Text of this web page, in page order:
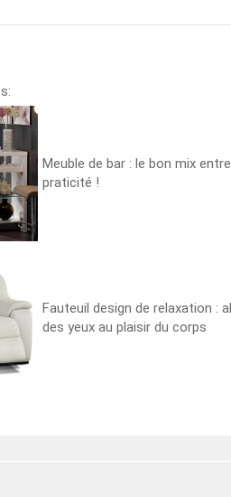
Meuble de bar : le bon mix
praticité !
Fauteuil design de relaxation :
des yeux au plaisir du corps